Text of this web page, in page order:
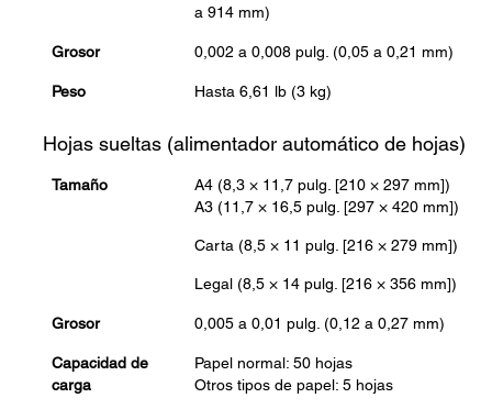
a 914 mm)
Grosor 0,002 a 0,008 pulg. (0,05 a 0,21 mm)
Peso Hasta 6,61 lb (3 kg)
Hojas sueltas (alimentador automático de hojas)
Tamaño
A4 (8,3 × 11,7 pulg. [210 × 297 mm])
A3 (11,7 × 16,5 pulg. [297 × 420 mm])
Carta (8,5 × 11 pulg. [216 × 279 mm])
Legal (8,5 × 14 pulg. [216 × 356 mm])
Grosor 0,005 a 0,01 pulg. (0,12 a 0,27 mm)
Capacidad de
carga
Papel normal: 50 hojas
Otros tipos de papel: 5 hojas